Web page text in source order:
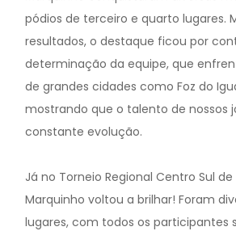
pódios de terceiro e quarto lugares.
resultados, o destaque ficou por
determinação da equipe, que
de grandes cidades como Foz do
mostrando que o talento de nossos
constante evolução.
Já no Torneio Regional Centro Sul
Marquinho voltou a brilhar! Foram
lugares, com todos os participantes